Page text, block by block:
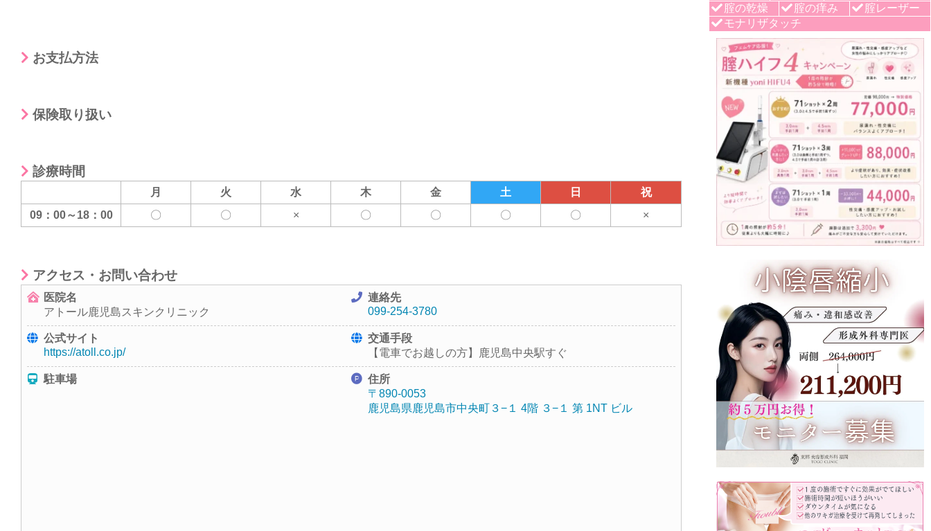
お支払方法
保険取り扱い
診療時間
月 火 水 木 金 土 日
祝
09：00～18：00
〇 〇 × 〇 〇 〇 〇 ×
アクセス・お問い合わせ
医院名
アトール鹿児島スキンクリニック
連絡先
099-254-3780
公式サイト
https://atoll.co.jp/
交通手段
【電車でお越しの方】鹿児島中央駅すぐ
駐車場
住所
〒890-0053
鹿児島県鹿児島市中央町３−１ 4階 ３−１ 第 1NT ビル
腟の乾燥
腟の痒み
腟レーザー
モナリザタッチ